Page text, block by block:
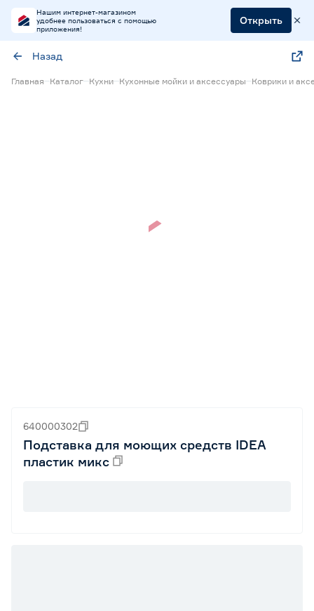
Нашим интернет-магазином
удобнее пользоваться с помощью
приложения!
Открыть
Назад
Главная Каталог Кухни Кухонные мойки и аксессуары Коврики и
640000302
Подставка для моющих средств IDEA
пластик микс